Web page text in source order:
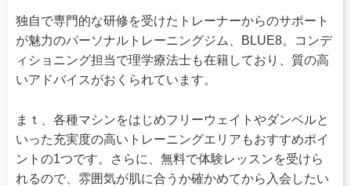
独自で専門的な研修を受けたトレーナーからのサポート
が魅力のパーソナルトレーニングジム、BLUE8。コンデ
ィショニング担当で理学療法士も在籍しており、質の高
いアドバイスがおくられています。
まｔ、各種マシンをはじめフリーウェイトやダンベルと
いった充実度の高いトレーニングエリアもおすすめポイ
ントの1つです。さらに、無料で体験レッスンを受けら
れるので、雰囲気が肌に合うか確かめてから入会したい